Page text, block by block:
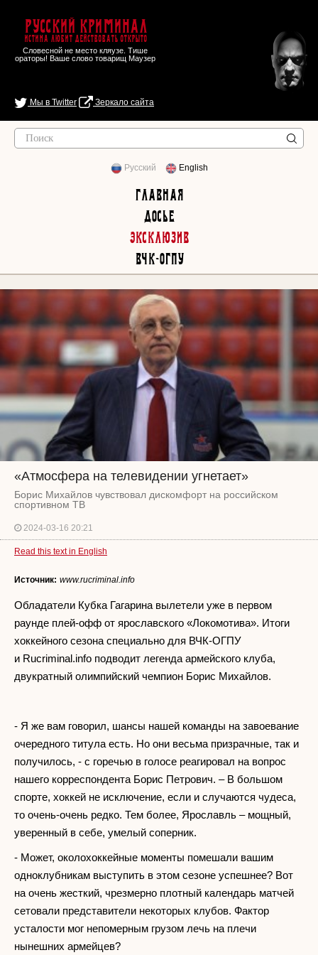
Русский Криминал
Истина любит действовать открыто
Словесной не место кляузе. Тише
ораторы! Ваше слово товарищ Маузер
Мы в Twitter Зеркало сайта
Русский English
Главная
Досье
Эксклюзив
ВЧК-ОГПУ
«Атмосфера на телевидении угнетает»
Борис Михайлов чувствовал дискомфорт на российском
спортивном ТВ
2024-03-16 20:21
Read this text in English
Источник: www.rucriminal.info
Обладатели Кубка Гагарина вылетели уже в первом
раунде плей-офф от ярославского «Локомотива». Итоги
хоккейного сезона специально для ВЧК-ОГПУ
и Rucriminal.info подводит легенда армейского клуба,
двукратный олимпийский чемпион Борис Михайлов.
- Я же вам говорил, шансы нашей команды на завоевание
очередного титула есть. Но они весьма призрачные, так и
получилось, - с горечью в голосе реагировал на вопрос
нашего корреспондента Борис Петрович. – В большом
спорте, хоккей не исключение, если и случаются чудеса,
то очень-очень редко. Тем более, Ярославль – мощный,
уверенный в себе, умелый соперник.
- Может, околохоккейные моменты помешали вашим
одноклубникам выступить в этом сезоне успешнее? Вот
на очень жесткий, чрезмерно плотный календарь матчей
сетовали представители некоторых клубов. Фактор
усталости мог непомерным грузом лечь на плечи
нынешних армейцев?